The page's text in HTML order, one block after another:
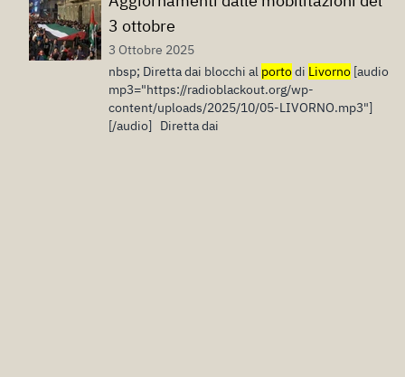
3 ottobre
3 Ottobre 2025
nbsp; Diretta dai blocchi al portodi Livorno [audio
mp3="https://radioblackout.org/wp-
content/uploads/2025/10/05-LIVORNO.mp3"]
[/audio] Diretta dai